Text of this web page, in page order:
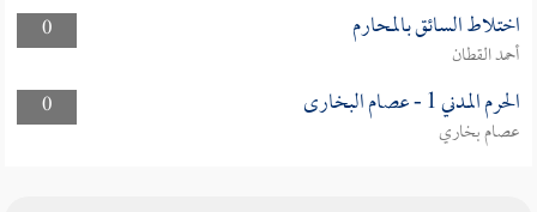
0
اختلاط السائق بالمحارم
أحمد القطان
0
الحرم المدني 1 - عصام البخارى
عصام بخاري